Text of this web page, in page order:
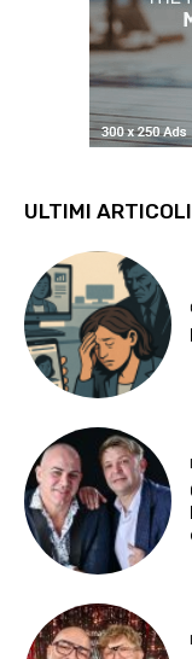
ULTIMI ARTICOLI